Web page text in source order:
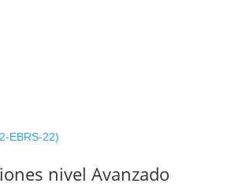
EBRS-22)
nivel Avanzado